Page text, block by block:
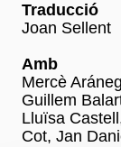
Traducció
Joan Sellent
Amb
Mercè
Guillem
Lluïsa
Cot, Jan